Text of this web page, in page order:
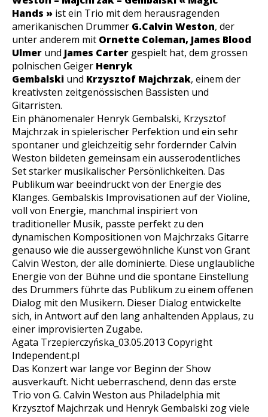
Hands » ist ein Trio mit dem herausragenden
amerikanischen Drummer G.Calvin Weston, der
unter anderem mit Ornette Coleman, James Blood
Ulmer und James Carter gespielt hat, dem grossen
polnischen Geiger Henryk
Gembalski und Krzysztof Majchrzak, einem der
kreativsten zeitgenössischen Bassisten und
Gitarristen.
Ein phänomenaler Henryk Gembalski, Krzysztof
Majchrzak in spielerischer Perfektion und ein sehr
spontaner und gleichzeitig sehr fordernder Calvin
Weston bildeten gemeinsam ein ausserodentliches
Set starker musikalischer Persönlichkeiten. Das
Publikum war beeindruckt von der Energie des
Klanges. Gembalskis Improvisationen auf der Violine,
voll von Energie, manchmal inspiriert von
traditioneller Musik, passte perfekt zu den
dynamischen Kompositionen von Majchrzaks Gitarre
genauso wie die aussergewöhnliche Kunst von Grant
Calvin Weston, der alle dominierte. Diese unglaubliche
Energie von der Bühne und die spontane Einstellung
des Drummers führte das Publikum zu einem offenen
Dialog mit den Musikern. Dieser Dialog entwickelte
sich, in Antwort auf den lang anhaltenden Applaus, zu
einer improvisierten Zugabe.
Agata Trzepierczyńska_03.05.2013 Copyright
Independent.pl
Das Konzert war lange vor Beginn der Show
ausverkauft. Nicht ueberraschend, denn das erste
Trio von G. Calvin Weston aus Philadelphia mit
Krzysztof Majchrzak und Henryk Gembalski zog viele